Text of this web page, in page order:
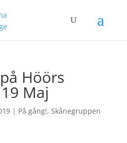
Höörs
Maj
| På gång!, Skånegruppen